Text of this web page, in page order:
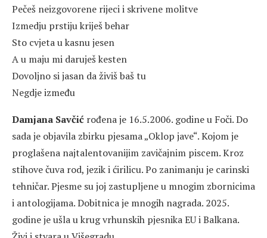
Pečeš neizgovorene rijeci i skrivene molitve
Izmedju prstiju kriješ behar
Sto cvjeta u kasnu jesen
A u maju mi daruješ kesten
Dovoljno si jasan da živiš baš tu
Negdje između
Damjana Savčić rođena je 16.5.2006. godine u Foči. Do
sada je objavila zbirku pjesama „Oklop jave“. Kojom je
proglašena najtalentovanijim zavičajnim piscem. Kroz
stihove čuva rod, jezik i ćirilicu. Po zanimanju je carinski
tehničar. Pjesme su joj zastupljene u mnogim zbornicima
i antologijama. Dobitnica je mnogih nagrada. 2025.
godine je ušla u krug vrhunskih pjesnika EU i Balkana.